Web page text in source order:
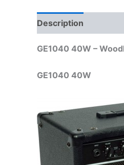
Description
GE1040 40W –
GE1040 40W